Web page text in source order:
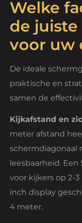
Welke
de
voor uw
De ideale
praktische en
samen de
Kijkafstand en
meter afstand
schermdiagonaal
leesbaarheid.
voor kijkers op 2-
inch display
4 meter.